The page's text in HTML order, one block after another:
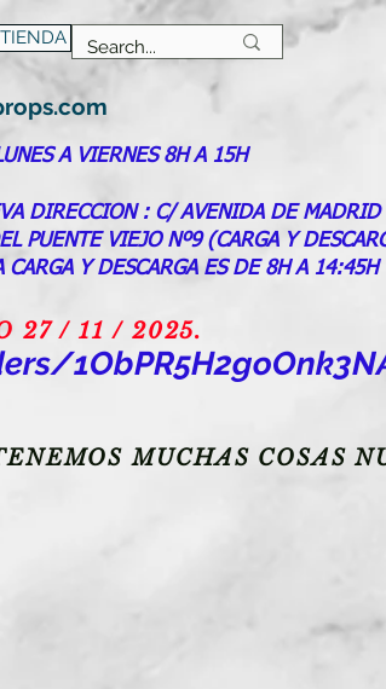
TIENDA
A VIERNES 8H A 15H
DIRECCION : C/ AVENIDA DE MADRID
PUENTE VIEJO Nº9 (CARGA Y
CARGA Y DESCARGA ES DE 8H A 14:45H
27 / 11 / 2025.
MUCHAS COSAS